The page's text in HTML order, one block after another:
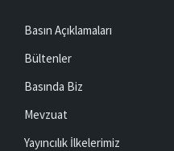
Basın Açıklamaları
Bültenler
Basında Biz
Mevzuat
Yayıncılık İlkelerimiz